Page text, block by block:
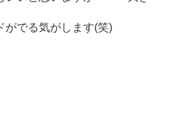
がでる気がします(笑)